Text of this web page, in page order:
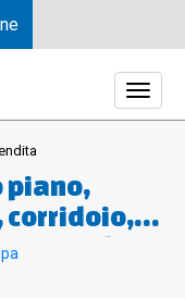
piano,
corridoio,
da
e due